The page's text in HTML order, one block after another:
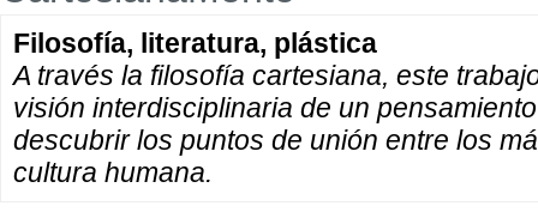
Filosofía, literatura, plástica
A través la filosofía cartesiana, este
visión interdisciplinaria de un
descubrir los puntos de unión entre los
cultura humana.